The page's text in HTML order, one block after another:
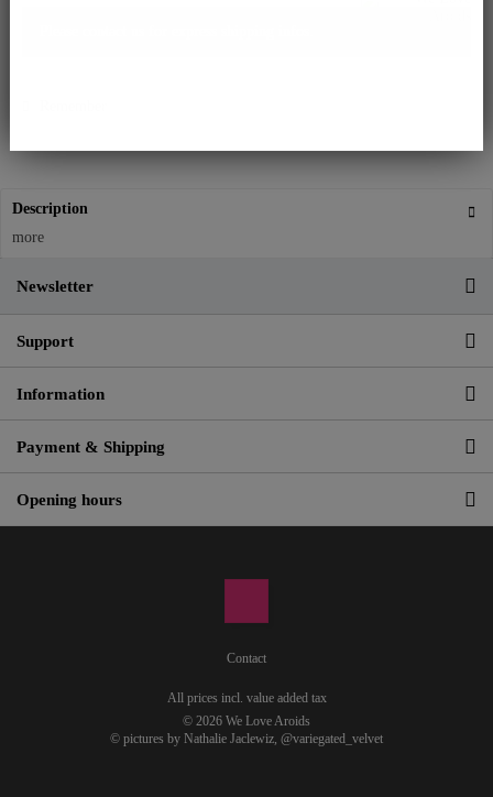
Description
more
Newsletter
Support
Information
Payment & Shipping
Opening hours
Contact
All prices incl. value added tax
© 2026 We Love Aroids
© pictures by Nathalie Jaclewiz, @variegated_velvet